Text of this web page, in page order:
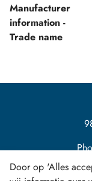
Manufacturer
information -
Trade name
Door op 'Alles